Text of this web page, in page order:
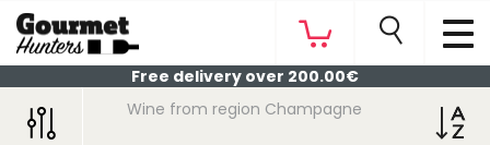
Free delivery over 200.00€
Wine from region Champagne